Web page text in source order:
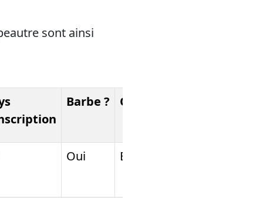
sont ainsi
Barbe ? Qualité
Oui BPS